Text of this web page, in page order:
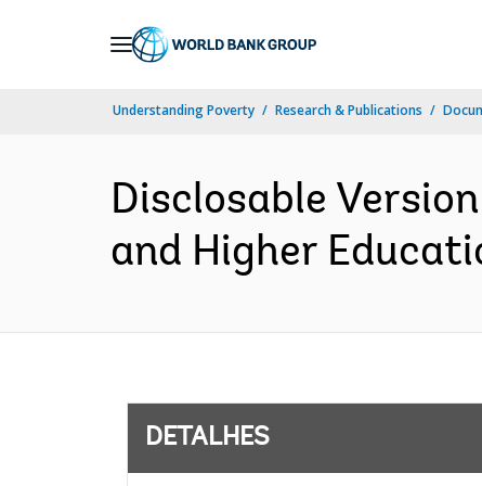
Understanding Poverty Research & Publications
Disclosable
and Higher
DETALHES